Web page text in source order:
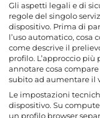
Gli aspetti legali e di
regole del singolo
dispositivo. Prima di
l’uso automatico, cosa
come descrive il
profilo. L’approccio
annotare cosa
subito ad aumentare il
Le impostazioni
dispositivo. Su
un profilo browser